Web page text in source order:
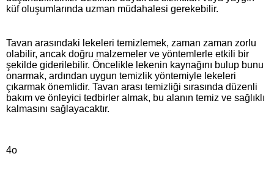
küf oluşumlarında uzman müdahalesi gerekebilir.
Tavan arasındaki lekeleri temizlemek, zaman zaman zorlu
olabilir, ancak doğru malzemeler ve yöntemlerle etkili bir
şekilde giderilebilir. Öncelikle lekenin kaynağını bulup bunu
onarmak, ardından uygun temizlik yöntemiyle lekeleri
çıkarmak önemlidir. Tavan arası temizliği sırasında düzenli
bakım ve önleyici tedbirler almak, bu alanın temiz ve sağlıklı
kalmasını sağlayacaktır.
4o